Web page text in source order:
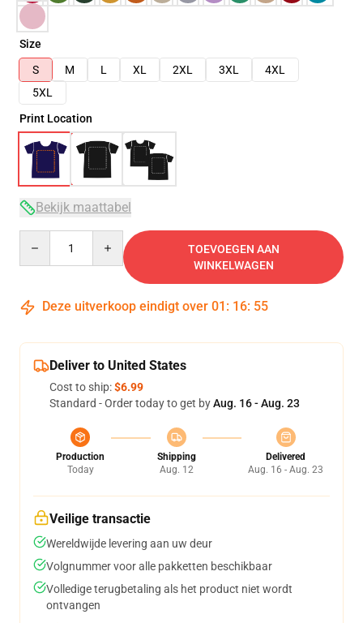
Size
S
M L XL 2XL 3XL
4XL
5XL
Print Location
Bekijk maattabel
TOEVOEGEN AAN
WINKELWAGEN
Deze uitverkoop eindigt over 01 : 16: 54
Deliver to United States
Cost to ship:$6.99
Standard - Order today to get byAug. 16 - Aug. 23
Production
Today
Shipping
Aug. 12
Delivered
Aug. 16 - Aug. 23
Veilige transactie
Wereldwijde levering aan uw deur
Volgnummer voor alle pakketten beschikbaar
Volledige terugbetaling als het product niet wordt
ontvangen